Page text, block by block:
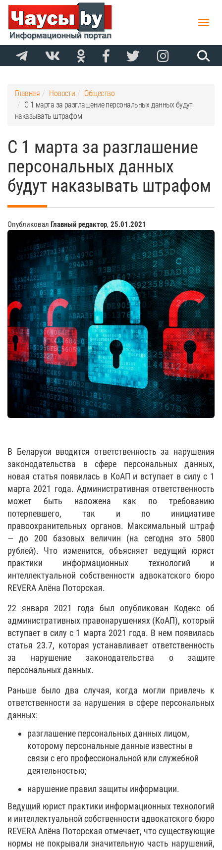
Toggle
Главная Новости
Общество
С 1 марта за разглашение персональных данных будут
наказывать штрафом
С 1 марта за разглашение
персональных данных
будут наказывать штрафом
Опубликовал Главный редактор, 25.01.2021
В Беларуси вводится ответственность за нарушения
законодательства в сфере персональных данных,
новая статья появилась в КоАП и вступает в силу с 1
марта 2021 года. Административная ответственность
может быть наложена как по требованию
потерпевшего, так и по инициативе
правоохранительных органов. Максимальный штраф
— до 200 базовых величин (на сегодня это 5800
рублей). Что изменится, объясняет ведущий юрист
практики информационных технологий и
интеллектуальной собственности адвокатского бюро
REVERA Алёна Поторская.
22 января 2021 года был опубликован Кодекс об
административных правонарушениях (КоАП), который
вступает в силу с 1 марта 2021 года. В нем появилась
статья 23.7, которая устанавливает ответственность
за нарушение законодательства о защите
персональных данных.
Раньше было два случая, когда могли привлечь к
ответственности за нарушения в сфере персональных
данных:
разглашение персональных данных лицом,
которому персональные данные известны в
связи с его профессиональной или служебной
деятельностью;
нарушение правил защиты информации.
Ведущий юрист практики информационных технологий
и интеллектуальной собственности адвокатского бюро
REVERA Алёна Поторская отмечает, что существующие
нормы не покрывали значительную часть нарушений,